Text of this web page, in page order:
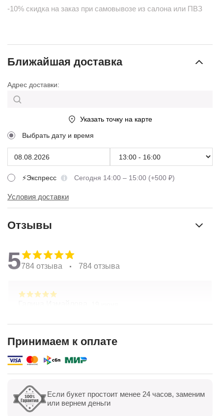
-10% скидка на заказ при самовывозе из салона или ПВЗ
Ближайшая доставка
Адрес доставки:
Указать точку на карте
Выбрать дату и время
⚡Экспресс Сегодня 14:00 – 15:00 (+500 ₽)
Условия доставки
Отзывы
5784 отзыва 784 отзыва
городе, заказываю через приложение. Всегда
доставка. Огромное спасибо за настроение
Показать все Оставить отзыв
Принимаем к оплате
Если букет простоит менее 24 часов, заменим
или вернем деньги